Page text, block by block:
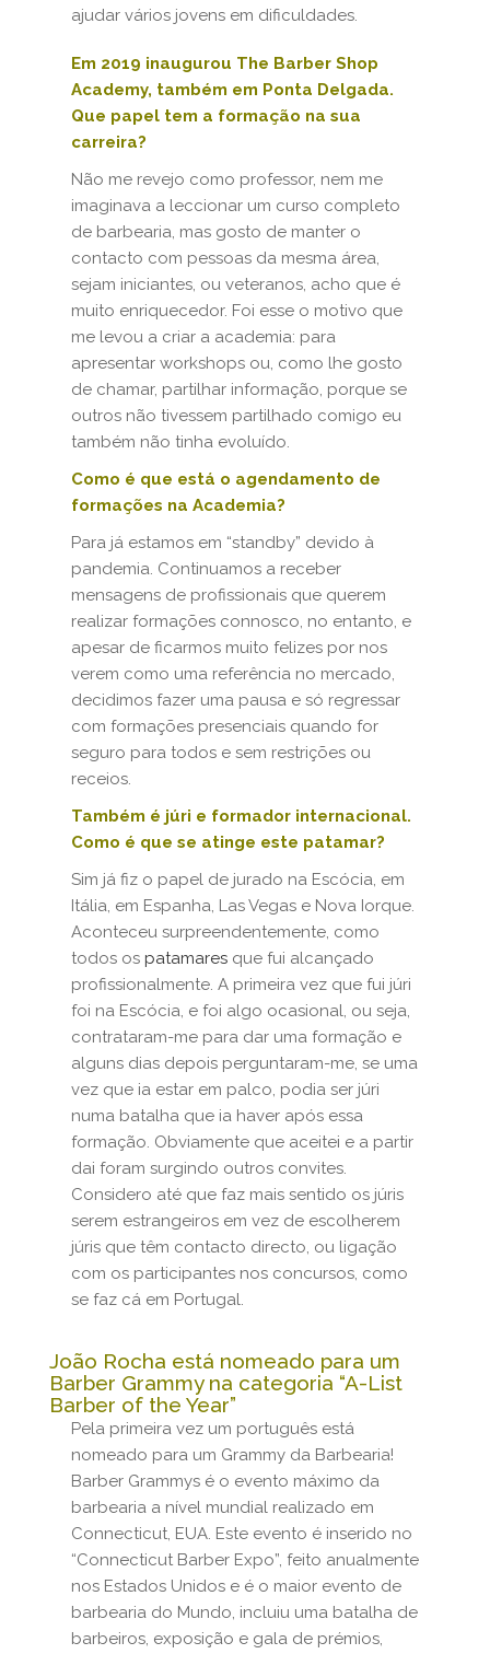
ajudar vários jovens em dificuldades.
Em 2019 inaugurou The Barber Shop
Academy, também em Ponta Delgada.
Que papel tem a formação na sua
carreira?
Não me revejo como professor, nem me
imaginava a leccionar um curso completo
de barbearia, mas gosto de manter o
contacto com pessoas da mesma área,
sejam iniciantes, ou veteranos, acho que é
muito enriquecedor. Foi esse o motivo que
me levou a criar a academia: para
apresentar workshops ou, como lhe gosto
de chamar, partilhar informação, porque se
outros não tivessem partilhado comigo eu
também não tinha evoluído.
Como é que está o agendamento de
formações na Academia?
Para já estamos em “standby” devido à
pandemia. Continuamos a receber
mensagens de profissionais que querem
realizar formações connosco, no entanto, e
apesar de ficarmos muito felizes por nos
verem como uma referência no mercado,
decidimos fazer uma pausa e só regressar
com formações presenciais quando for
seguro para todos e sem restrições ou
receios.
Também é júri e formador internacional.
Como é que se atinge este patamar?
Sim já fiz o papel de jurado na Escócia, em
Itália, em Espanha, Las Vegas e Nova Iorque.
Aconteceu surpreendentemente, como
todos os patamares que fui alcançado
profissionalmente. A primeira vez que fui júri
foi na Escócia, e foi algo ocasional, ou seja,
contrataram-me para dar uma formação e
alguns dias depois perguntaram-me, se uma
vez que ia estar em palco, podia ser júri
numa batalha que ia haver após essa
formação. Obviamente que aceitei e a partir
dai foram surgindo outros convites.
Considero até que faz mais sentido os júris
serem estrangeiros em vez de escolherem
júris que têm contacto directo, ou ligação
com os participantes nos concursos, como
se faz cá em Portugal.
João Rocha está nomeado para um
Barber Grammy na categoria “A-List
Barber of the Year”
Pela primeira vez um português está
nomeado para um Grammy da Barbearia!
Barber Grammys é o evento máximo da
barbearia a nível mundial realizado em
Connecticut, EUA. Este evento é inserido no
“Connecticut Barber Expo”, feito anualmente
nos Estados Unidos e é o maior evento de
barbearia do Mundo, incluiu uma batalha de
barbeiros, exposição e gala de prémios,